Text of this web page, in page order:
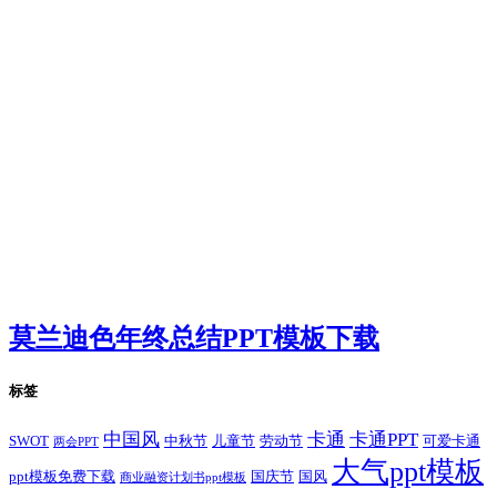
莫兰迪色年终总结PPT模板下载
标签
SWOT 两会PPT 中国风 中秋节 儿童节 劳动节 卡通 卡通PPT 可爱卡通
ppt模板免费下载 商业融资计划书ppt模板 国庆节 国风 大气ppt模板